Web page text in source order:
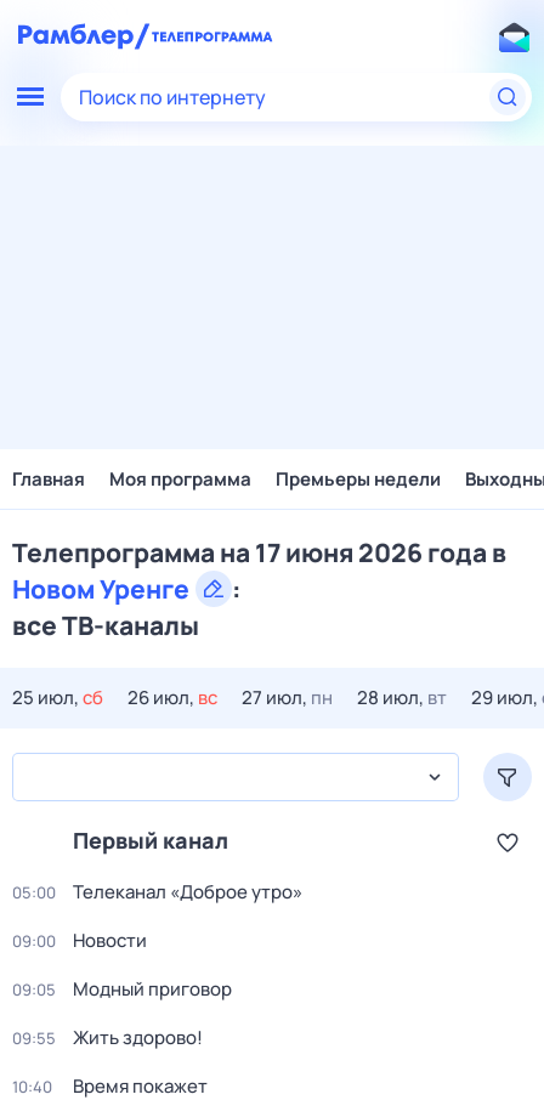
Поиск по интернету
Главная Моя программа Премьеры недели
Телепрограмма на 17 июня 2026 года в
Новом Уренге
:
все ТВ-каналы
25 июл,сб 26 июл, вс 27 июл, пн 28 июл, вт 29 июл,
Первый канал
05:00 Телеканал «Доброе утро»
09:00 Новости
09:05 Модный приговор
09:55 Жить здорово!
10:40 Время покажет